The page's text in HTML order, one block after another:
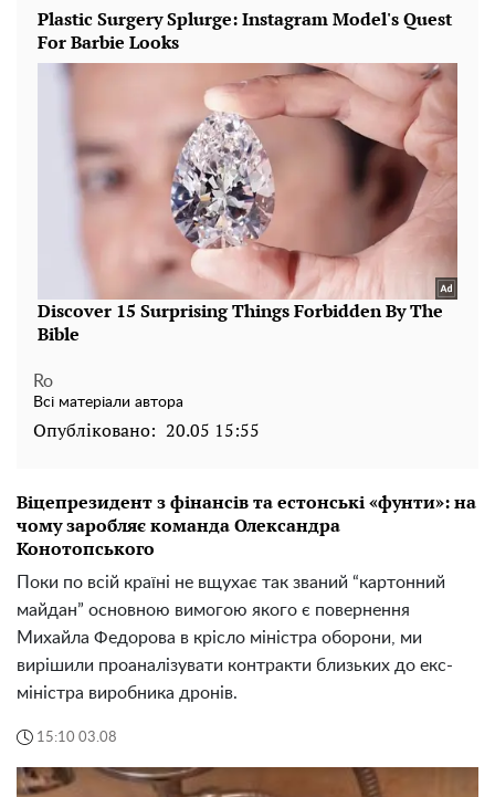
Ro
Всі матеріали автора
Опубліковано: 20.05 15:55
Віцепрезидент з фінансів та естонські «фунти»: на
чому заробляє команда Олександра
Конотопського
Поки по всій країні не вщухає так званий “картонний
майдан” основною вимогою якого є повернення
Михайла Федорова в крісло міністра оборони, ми
вирішили проаналізувати контракти близьких до екс-
міністра виробника дронів.
15:10 03.08